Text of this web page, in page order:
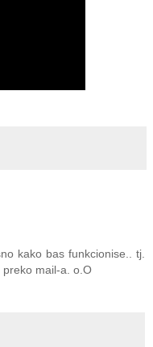
kako bas funkcionise.. tj.
preko mail-a. o.O